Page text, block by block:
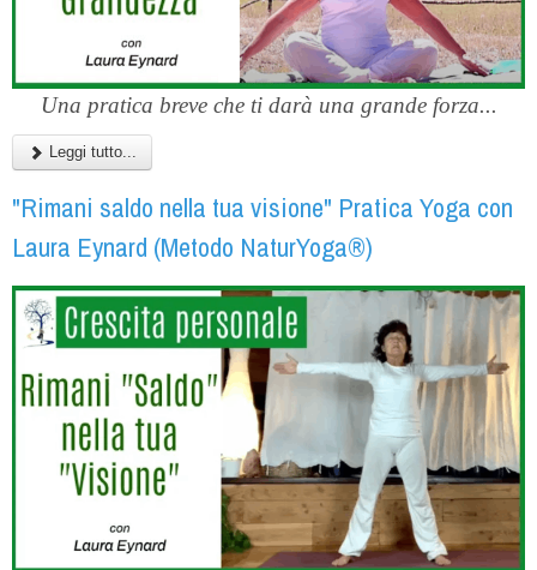
Una pratica breve che ti darà una grande forza...
Leggi tutto...
"Rimani saldo nella tua visione" Pratica Yoga con
Laura Eynard (Metodo NaturYoga®)